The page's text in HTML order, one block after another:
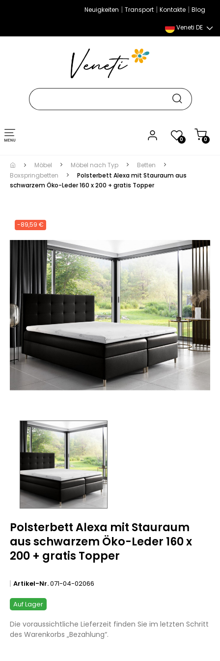
Neuigkeiten | Transport | Kontakte | Blog
Veneti DE
0 0
Umschalten
der
Navigation
Möbel Möbel nach Typ
Betten
Boxspringbetten
Polsterbett Alexa mit Stauraum aus
schwarzem Öko-Leder 160 x 200 + gratis Topper
-89,59 €
Polsterbett Alexa mit Stauraum
aus schwarzem Öko-Leder 160 x
200 + gratis Topper
Artikel-Nr.071-04-02066
Auf Lager
Die voraussichtliche Lieferzeit finden Sie im letzten Schritt
des Warenkorbs „Bezahlung“.